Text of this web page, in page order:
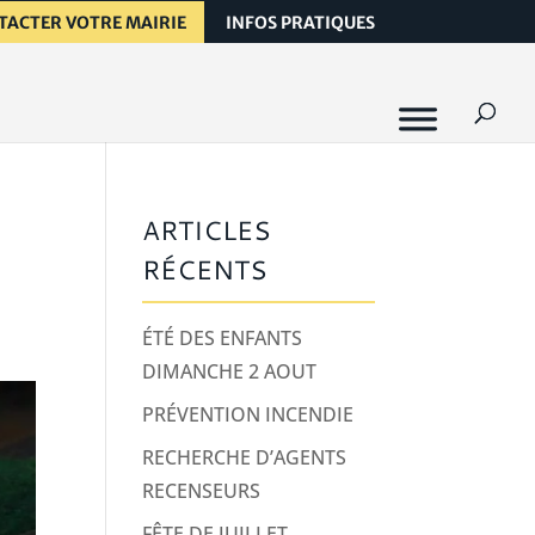
VOTRE MAIRIE INFOS PRATIQUES
ARTICLES
RÉCENTS
ÉTÉ DES ENFANTS
DIMANCHE 2 AOUT
PRÉVENTION INCENDIE
RECHERCHE D’AGENTS
RECENSEURS